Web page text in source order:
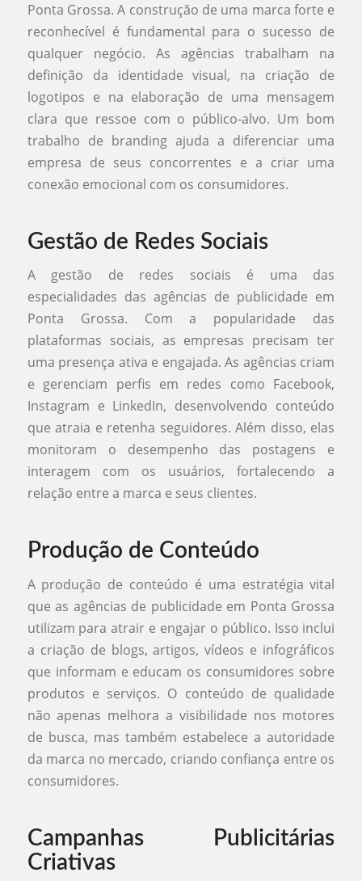
Ponta Grossa. A construção de uma marca forte e
reconhecível é fundamental para o sucesso de
qualquer negócio. As agências trabalham na
definição da identidade visual, na criação de
logotipos e na elaboração de uma mensagem
clara que ressoe com o público-alvo. Um bom
trabalho de branding ajuda a diferenciar uma
empresa de seus concorrentes e a criar uma
conexão emocional com os consumidores.
Gestão de Redes Sociais
A gestão de redes sociais é uma das
especialidades das agências de publicidade em
Ponta Grossa. Com a popularidade das
plataformas sociais, as empresas precisam ter
uma presença ativa e engajada. As agências criam
e gerenciam perfis em redes como Facebook,
Instagram e LinkedIn, desenvolvendo conteúdo
que atraia e retenha seguidores. Além disso, elas
monitoram o desempenho das postagens e
interagem com os usuários, fortalecendo a
relação entre a marca e seus clientes.
Produção de Conteúdo
A produção de conteúdo é uma estratégia vital
que as agências de publicidade em Ponta Grossa
utilizam para atrair e engajar o público. Isso inclui
a criação de blogs, artigos, vídeos e infográficos
que informam e educam os consumidores sobre
produtos e serviços. O conteúdo de qualidade
não apenas melhora a visibilidade nos motores
de busca, mas também estabelece a autoridade
da marca no mercado, criando confiança entre os
consumidores.
Campanhas Publicitárias
Criativas